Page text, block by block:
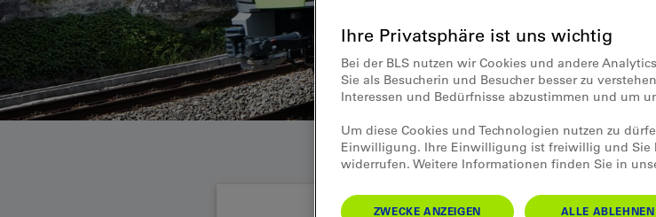
Ihre Privatsphäre ist uns wichtig
Bei der BLS nutzen wir Cookies und andere
Sie als Besucherin und Besucher besser zu
Interessen und Bedürfnisse abzustimmen und um
Um diese Cookies und Technologien nutzen zu
Einwilligung. Ihre Einwilligung ist freiwillig und
widerrufen. Weitere Informationen finden Sie in
ZWECKE ANZEIGEN ALLE ABLEHNEN